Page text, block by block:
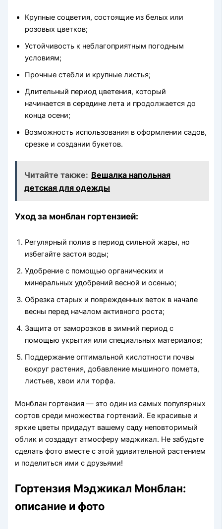
Крупные соцветия, состоящие из белых или
розовых цветков;
Устойчивость к неблагоприятным погодным
условиям;
Прочные стебли и крупные листья;
Длительный период цветения, который
начинается в середине лета и продолжается до
конца осени;
Возможность использования в оформлении садов,
срезке и создании букетов.
Читайте также: Вешалка напольная
детская для одежды
Уход за монблан гортензией:
Регулярный полив в период сильной жары, но
избегайте застоя воды;
Удобрение с помощью органических и
минеральных удобрений весной и осенью;
Обрезка старых и поврежденных веток в начале
весны перед началом активного роста;
Защита от заморозков в зимний период с
помощью укрытия или специальных материалов;
Поддержание оптимальной кислотности почвы
вокруг растения, добавление мышиного помета,
листьев, хвои или торфа.
Монблан гортензия — это один из самых популярных
сортов среди множества гортензий. Ее красивые и
яркие цветы придадут вашему саду неповторимый
облик и создадут атмосферу мэджикал. Не забудьте
сделать фото вместе с этой удивительной растением
и поделиться ими с друзьями!
Гортензия Мэджикал Монблан:
описание и фото